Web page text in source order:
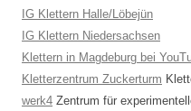
IG Klettern Halle/Löbejün
IG Klettern Niedersachsen
Klettern in Magdeburg bei
Kletterzentrum Zuckerturm
werk4 Zentrum für